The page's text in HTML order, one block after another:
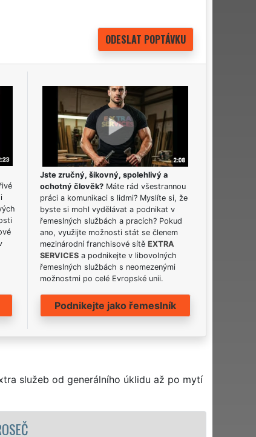
Jste zručný, šikovný, spolehlivý a
ochotný člověk? Máte rád všestrannou
práci a komunikaci s lidmi? Myslíte si, že
byste si mohl vydělávat a podnikat v
řemeslných službách a pracích? Pokud
ano, využijte možnosti stát se členem
mezinárodní franchisové sítěEXTRA
SERVICES a podnikejte v libovolných
řemeslných službách s neomezenými
možnostmi po celé Evropské unii.
Podnikejte jako řemeslník
služeb od generálního úklidu až po mytí